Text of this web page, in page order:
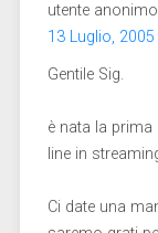
utente anonimo
13 Luglio, 2005
Gentile Sig.
è nata la prima
line in
Ci date una